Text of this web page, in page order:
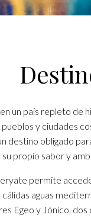
un país repleto de
y ciudades
destino obligado
propio sabor y
permite
aguas
Egeo y Jónico,